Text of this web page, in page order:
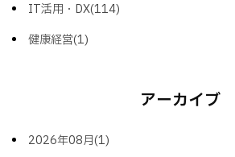
IT活用・DX(114)
健康経営(1)
アーカイブ
2026年08月(1)